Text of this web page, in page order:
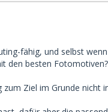
fähig, und selbst
den besten Fotomotiven?
Ziel im Grunde nicht